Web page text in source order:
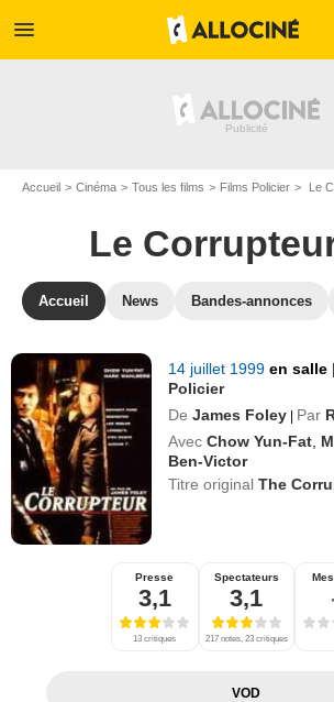
menu
Accueil Cinéma Tous les films Films Policier Le
Le
Accueil News Bandes-annonces
14 juillet 1999en salle |
Policier
De James Foley Par
Avec Chow Yun-Fat
Ben-Victor
Titre originalThe
Presse
3,1
13 critiques
Spectateurs
3,1
217 notes, 23 critiques
VOD